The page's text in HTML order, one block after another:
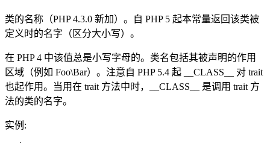
类的名称（PHP 4.3.0 新加）。自 PHP 5 起本常量返回该类被
定义时的名字（区分大小写）。
在 PHP 4 中该值总是小写字母的。类名包括其被声明的作用
区域（例如 Foo\Bar）。注意自 PHP 5.4 起 __CLASS__ 对 trait
也起作用。当用在 trait 方法中时，__CLASS__ 是调用 trait 方
法的类的名字。
实例: